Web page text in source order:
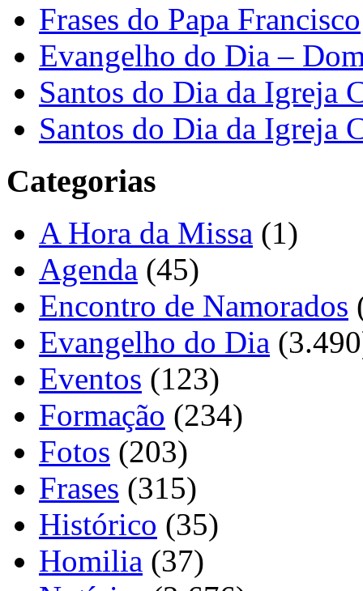
Frases do Papa Francisco
Evangelho do Dia –
Santos do Dia da Igreja
Santos do Dia da Igreja
Categorias
A Hora da Missa (1)
Agenda (45)
Encontro de Namorados
Evangelho do Dia
Eventos (123)
Formação (234)
Fotos (203)
Frases (315)
Histórico (35)
Homilia (37)